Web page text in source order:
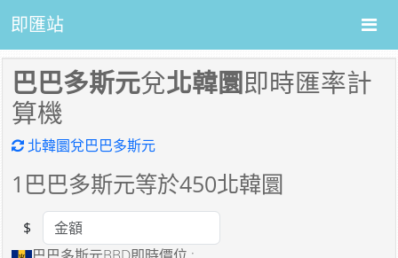
即匯站
巴巴多斯元兌北韓圜即時匯率計
算機
北韓圜兌巴巴多斯元
1 巴巴多斯元等於450北韓圜
Amount
$